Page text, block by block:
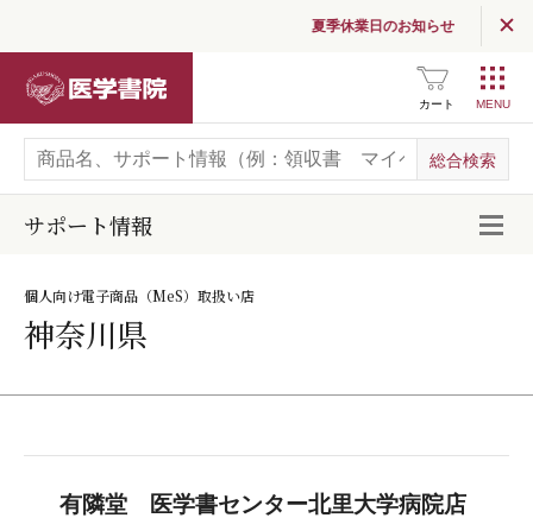
夏季休業日のお知らせ
カート
個人向け電子商品（MeS）取扱い店
神奈川県
有隣堂 医学書センター北里大学病院店
サポート情報